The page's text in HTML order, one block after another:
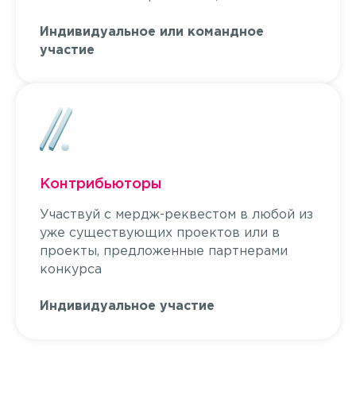
Индивидуальное или командное
участие
Контрибьюторы
Участвуй с мердж-реквестом в любой из
уже существующих проектов или в
проекты, предложенные партнерами
конкурса
Индивидуальное участие